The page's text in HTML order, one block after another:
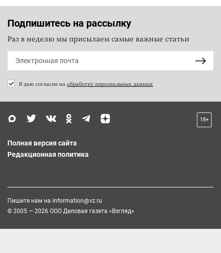
Подпишитесь на рассылку
Раз в неделю мы присылаем самые важные статьи
Я даю согласие на обработку персональных данных
18+
Полная версия сайта
Редакционная политика
Пишите нам на information@vz.ru
© 2005 — 2026 ООО Деловая газета «Взгляд»